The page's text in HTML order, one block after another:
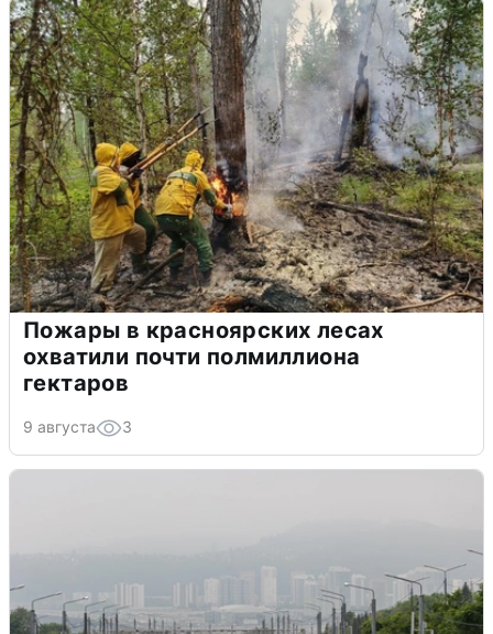
Пожары в красноярских лесах
охватили почти полмиллиона
гектаров
9 августа 3